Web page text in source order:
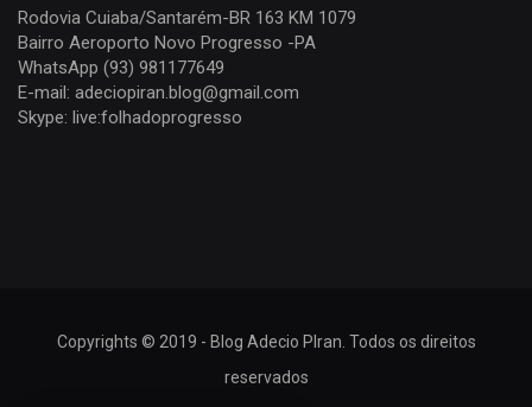
Rodovia Cuiaba/Santarém-BR 163 KM 1079
Bairro Aeroporto Novo Progresso -PA
WhatsApp (93) 981177649
E-mail: adeciopiran.blog@gmail.com
Skype: live:folhadoprogresso
Copyrights © 2019 - Blog Adecio PIran. Todos os direitos
reservados